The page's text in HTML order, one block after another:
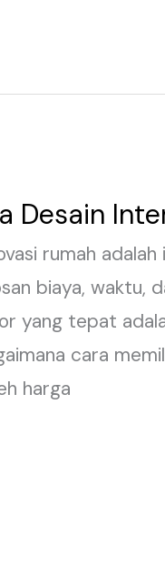
Desain
rumah
biaya, waktu,
yang tepat
cara
harga